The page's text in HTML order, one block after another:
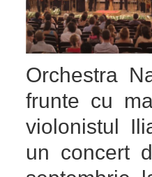
Orchestra
frunte cu
violonistul
un concert